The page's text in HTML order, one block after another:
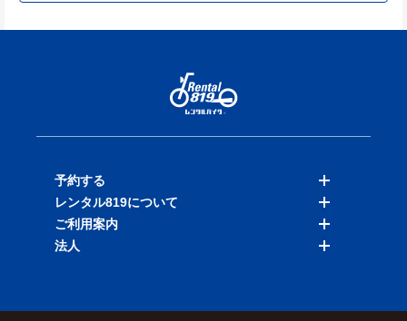
予約する
バイクを探す
店舗を探す
レンタル819について
料金表
ご利用案内
法人